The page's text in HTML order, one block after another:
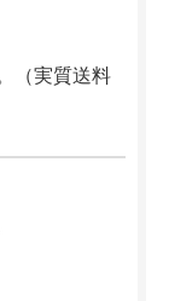
（実質送料